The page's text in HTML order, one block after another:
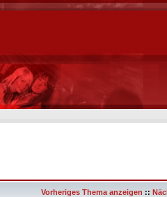
Vorheriges Thema anzeigen ::